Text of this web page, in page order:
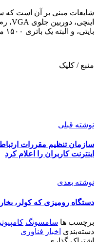
بایتی، و البته یک باتری ۱۵۰۰ میلی آمپر ساعتی خواهد داشت.
منبع / کلیک
نوشته قبلی
سازمان تنظیم مقررات
اینترنت کاربران را اعلام کرد
نوشته بعدی
دستگاه رومیزی که کولر،
برچسب ها سامسونگ کامپیوتر
دسته‌بندی اخبار فناوری